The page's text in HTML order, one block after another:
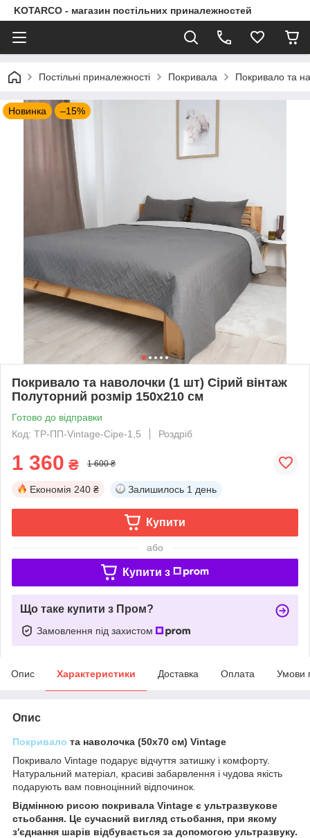
KOTARCO - магазин постільних приналежностей
Постільні приналежності Покривала Покривало та
Новинка –15%
Покривало та наволочки (1 шт) Сірий вінтаж
Полуторний розмір 150х210 см
Готово до відправки
Код: TP-ПП-Vintage-Сіре-1,5
Роздріб
1 360 ₴ 1 600 ₴
Економія 240 ₴ Залишилось 1 день
Купити
або
Купити з
Що таке купити з Пром?
Замовлення під захистом
Опис Характеристики Доставка Оплата Умови
Опис
Покривало та наволочка (50х70 см) Vintage
Покривало Vintage подарує відчуття затишку і комфорту.
Натуральний матеріал, красиві забарвлення і чудова якість
подарують вам повноцінний відпочинок.
Відмінною рисою покривала Vintage є ультразвукове
стьобання. Це сучасний вигляд стьобання, при якому
з'єднання шарів відбувається за допомогою ультразвуку.